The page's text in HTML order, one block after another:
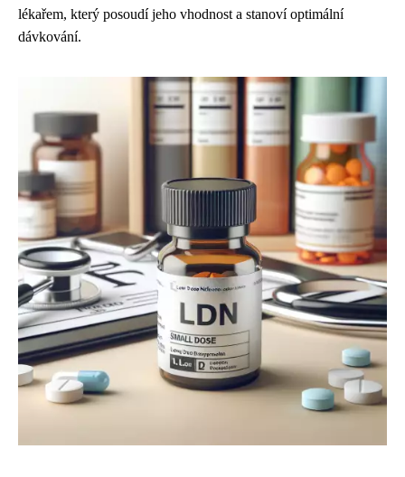
lékařem, který posoudí jeho vhodnost a stanoví optimální
dávkování.